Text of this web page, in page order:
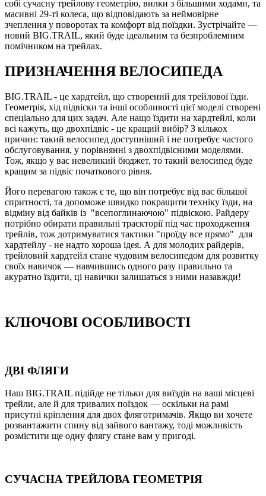
собі сучасну трейлову геометрію, вилки з більшими ходами, та
масивні 29-ті колеса, що відповідають за неймовірне
зчеплення у поворотах та комфорт від поїздки. Зустрічайте —
новий BIG.TRAIL, який буде ідеальним та безпроблемним
помічником на трейлах.
ПРИЗНАЧЕННЯ ВЕЛОСИПЕДА
BIG.TRAIL - це хардтейл, що створений для трейлової їзди.
Геометрія, хід підвіски та інші особливості цієї моделі створені
спеціально для цих задач. Але нащо їздити на хардтейлі, коли
всі кажуть, що двохпідвіс - це кращий вибір? З кількох
причин: такий велосипед доступніший і не потребує частого
обслуговування, у порівнянні з двохпідвісними моделями.
Тож, якщо у вас невеликий бюджет, то такий велосипед буде
кращим за підвіс початкового рівня.
Його перевагою також є те, що він потребує від вас більшої
спритності, та допоможе швидко покращити техніку їзди, на
відміну від байків із "всепоглинаючою" підвіскою. Райдеру
потрібно обирати правильні траєкторії під час проходження
трейлів, тож дотримуватися тактики "проїду все прямо" для
хардтейлу - не надто хороша ідея. А для молодих райдерів,
трейловий хардтейл стане чудовим велосипедом для розвитку
своїх навичок — навчившись одного разу правильно та
акуратно їздити, ці навички залишаться з ними назавжди!
КЛЮЧОВI ОСОБЛИВОСТІ
ДВІ ФЛЯГИ
Наш BIG.TRAIL підійде не тільки для виїздів на ваші місцеві
трейли, але й для тривалих поїздок — оскільки на рамі
присутні кріплення для двох фляготримачів. Якщо ви хочете
розвантажити спину від зайвого вантажу, тоді можливість
розмістити ще одну флягу стане вам у пригоді.
СУЧАСНА ТРЕЙЛОВА ГЕОМЕТРIЯ